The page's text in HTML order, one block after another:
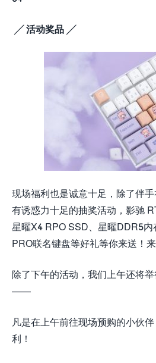
╱ 活动奖品 ╱
现场福利也是诚意十足，除了伴
有诱惑力十足的抽奖活动，影驰
星曜X4 RPO SSD、星曜DDR5
PRO联名键盘等好礼等你来送！
除了下午的活动，我们上午还将
——
凡是在上午前往现场预购的小伙
利！